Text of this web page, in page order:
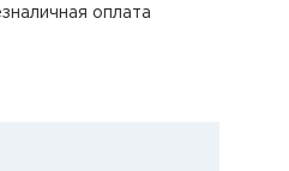
оплата